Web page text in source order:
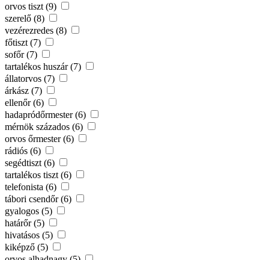
orvos tiszt (9)
szerelő (8)
vezérezredes (8)
főtiszt (7)
sofőr (7)
tartalékos huszár (7)
állatorvos (7)
árkász (7)
ellenőr (6)
hadapródőrmester (6)
mérnök százados (6)
orvos őrmester (6)
rádiós (6)
segédtiszt (6)
tartalékos tiszt (6)
telefonista (6)
tábori csendőr (6)
gyalogos (5)
határőr (5)
hivatásos (5)
kiképző (5)